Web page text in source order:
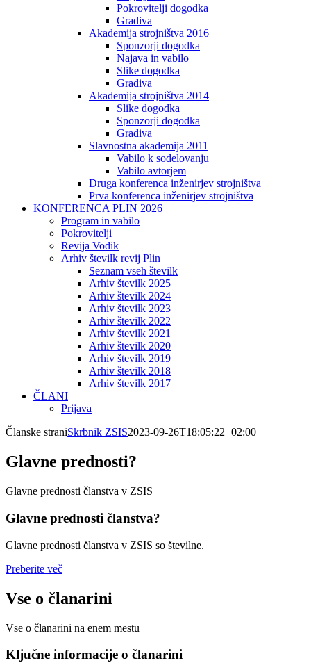
Pokrovitelji dogodka
Gradiva
Akademija strojništva 2016
Sponzorji dogodka
Najava in vabilo
Slike dogodka
Gradiva
Akademija strojništva 2014
Slike dogodka
Sponzorji dogodka
Gradiva
Slavnostna akademija 2011
Vabilo k sodelovanju
Vabilo avtorjem
Druga konferenca inženirjev strojništva
Prva konferenca inženirjev strojništva
KONFERENCA PLIN 2026
Program in vabilo
Pokrovitelji
Revija Vodik
Arhiv številk revij Plin
Seznam vseh številk
Arhiv številk 2025
Arhiv številk 2024
Arhiv številk 2023
Arhiv številk 2022
Arhiv številk 2021
Arhiv številk 2020
Arhiv številk 2019
Arhiv številk 2018
Arhiv številk 2017
ČLANI
Prijava
Članske straniSkrbnik ZSIS2023-09-26T18:05:22+02:00
Glavne prednosti?
Glavne prednosti članstva v ZSIS
Glavne prednosti članstva?
Glavne prednosti članstva v ZSIS so številne.
Preberite več
Vse o članarini
Vse o članarini na enem mestu
Ključne informacije o članarini